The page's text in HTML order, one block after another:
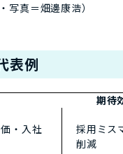
写真＝畑邊康浩）
表例
期待
・入社
採用ミス
削減